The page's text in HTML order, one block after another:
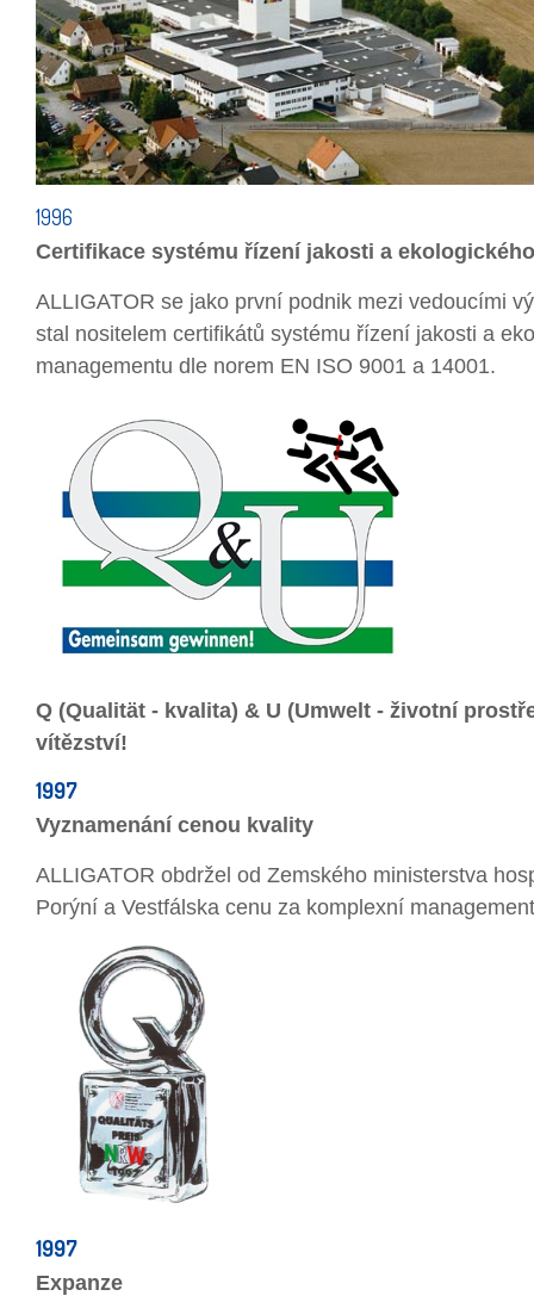
1996
Certifikace systému řízení jakosti a
ALLIGATOR se jako první podnik mezi vedoucími
stal nositelem certifikátů systému řízení jakosti a
managementu dle norem EN ISO 9001 a 14001.
Q (Qualität - kvalita) & U (Umwelt - životní
vítězství!
1997
Vyznamenání cenou kvality
ALLIGATOR obdržel od Zemského ministerstva
Porýní a Vestfálska cenu za komplexní
1997
Expanze